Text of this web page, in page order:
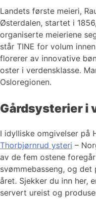
Landets første meieri,
Østerdalen, startet i
organiserte meieriene
står TINE for volum
florerer av innovative
oster i verdensklasse.
Osloregionen.
Gårdsysterier i
I idylliske omgivelser på
Thorbjørnrud ysteri –
av de fem ostene
svømmebasseng, og det
året. Sjekker du inn her,
servert ureist og